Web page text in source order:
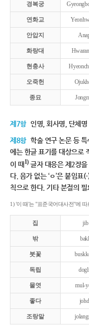
경복궁
연화교
안압지
화랑대
현충사
오죽헌
종묘
제7항 인명, 회사명, 단체
제8항 학술 연구 논문 등
에는 한글 표기를 대상으로
이 때1)글자 대응은 제2장을
다. 음가 없는 ‘ㅇ’은 붙임
칙으로 한다. 기타 분절의
1) '이 때'는 "표준국어대사전"에
집 jib
밖
붓꽃
독립
물엿 mul-
좋다
조랑말